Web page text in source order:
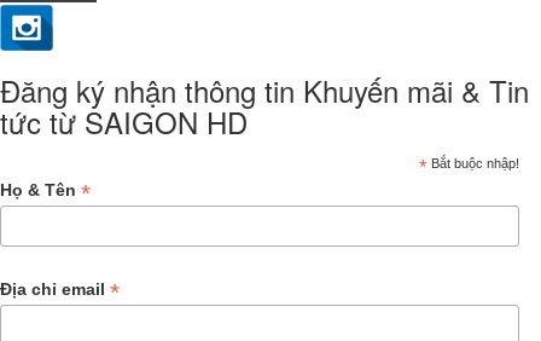
Đăng ký nhận thông tin Khuyến mãi & Tin
tức từ SAIGON HD
* Bắt buộc nhập!
Họ & Tên *
Địa chỉ email *